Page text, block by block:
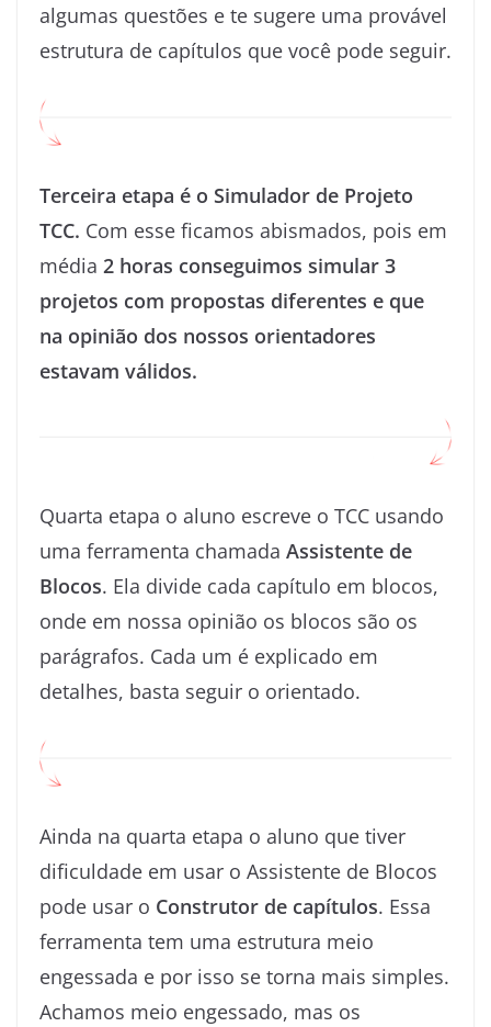
algumas questões e te sugere uma provável
estrutura de capítulos que você pode seguir.
Terceira etapa é o Simulador de Projeto
TCC. Com esse ficamos abismados, pois em
média 2 horas conseguimos simular 3
projetos com propostas diferentes e que
na opinião dos nossos orientadores
estavam válidos.
Quarta etapa o aluno escreve o TCC usando
uma ferramenta chamada Assistente de
Blocos. Ela divide cada capítulo em blocos,
onde em nossa opinião os blocos são os
parágrafos. Cada um é explicado em
detalhes, basta seguir o orientado.
Ainda na quarta etapa o aluno que tiver
dificuldade em usar o Assistente de Blocos
pode usar o Construtor de capítulos. Essa
ferramenta tem uma estrutura meio
engessada e por isso se torna mais simples.
Achamos meio engessado, mas os